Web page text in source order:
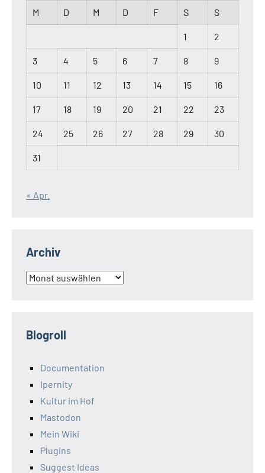
M D M D F S S
1 2
3 4 5 6 7 8 9
10 11 12 13 14 15 16
17 18 19 20 21 22 23
24 25 26 27 28 29 30
31
« Apr.
Archiv
Archiv
Blogroll
Documentation
Ipernity
Kultur im Hof
Mastodon
Mein Wiki
Plugins
Suggest Ideas